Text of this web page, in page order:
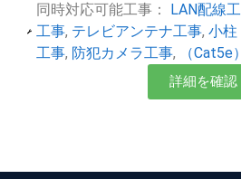
同時対応可能工事：
LAN配線
工事, テレビアンテナ工事,小柱
工事, 防犯カメラ工事, （Cat5e
詳細を確認